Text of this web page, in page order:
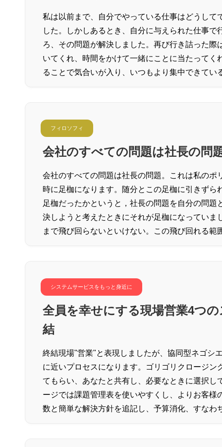
私は以前まで、自分でやっている仕事はどうし
した。しかしあるとき、自分に与えられた仕事
ろ、その問題が解決しました。再び行き詰った
いてくれ、時間をかけて一緒にことに当たって
ることで気合いが入り、いつもより集中できて
フィロソフィ
会社のすべての問題は社長の問
会社のすべての問題は社長の問題。これは私の
時に足枷になります。随分とこの足枷に引きず
足枷だったかというと，社長の問題を自分の問
決しようと考えたときにそれが足枷になってい
まで飛び回らないといけない。この飛び回れる範
システムサービスをもっと身近に
全員を幸せにする現場営業4つ
結
終結現場"営業"と表現しましたが、協同型ネゴシ
に近いプロセスになります。ゴリゴリクロージ
てもらい、あなたと共有し、必要なときに選択
ージでは課題管理表を使いやすくし、よりお客
数と簡単な解決方針を追記し、予算消化、すなわ